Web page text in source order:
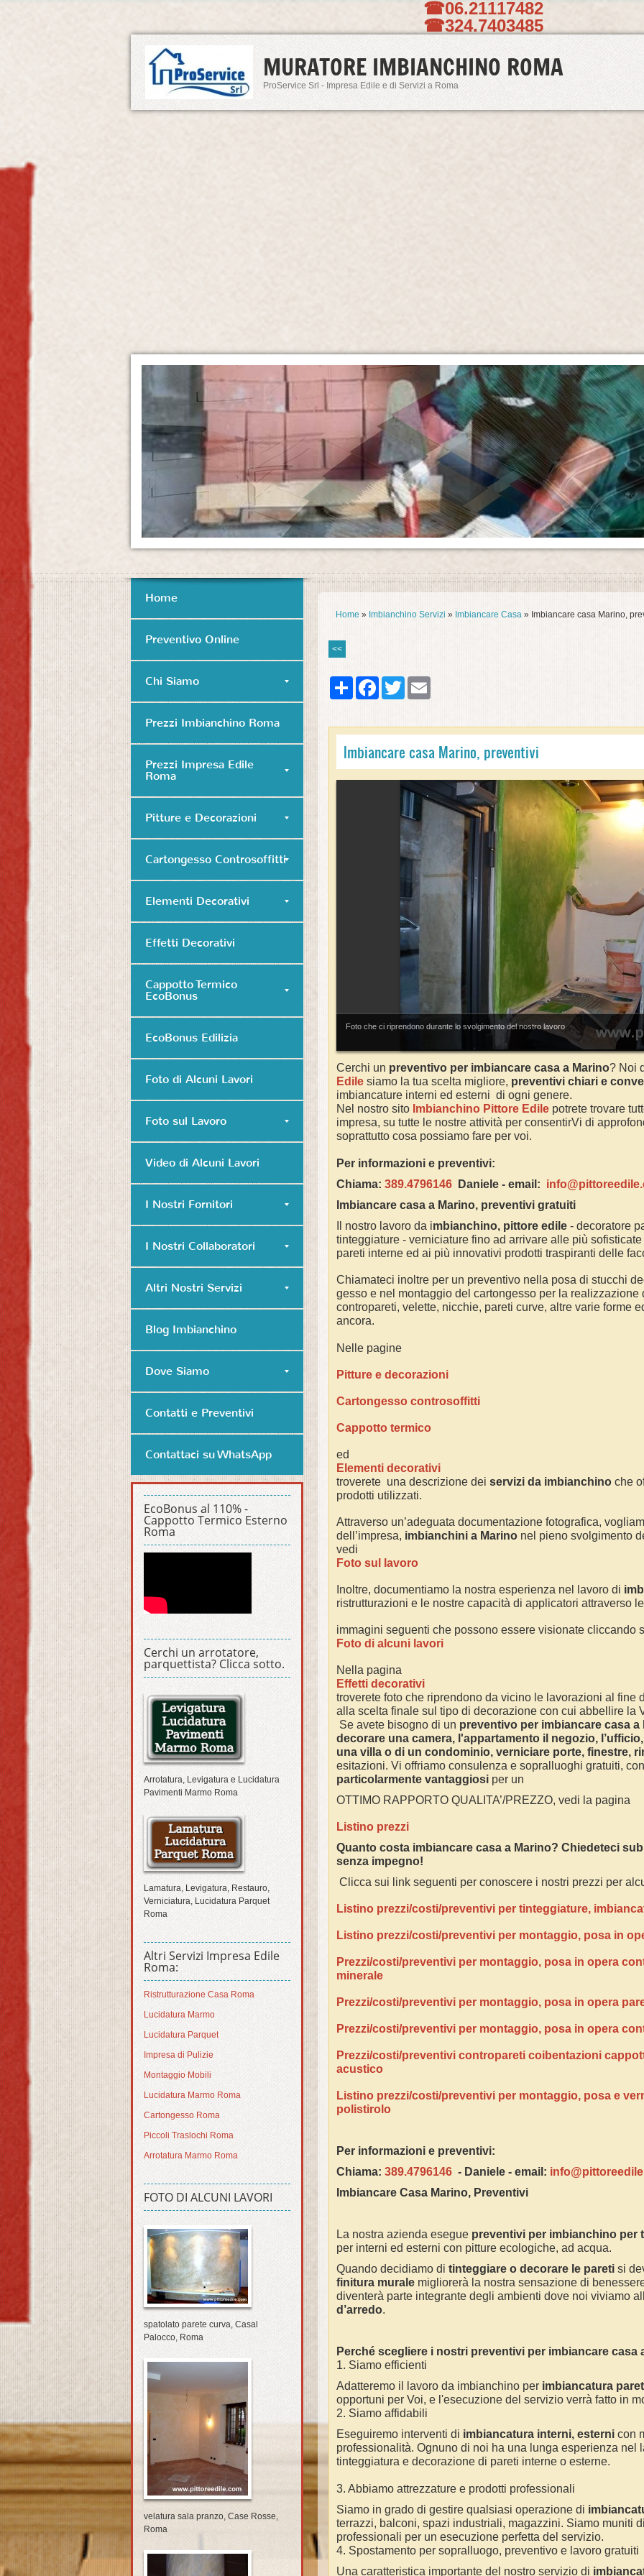
☎06.21117482
☎324.7403485
MURATORE IMBIANCHINO ROMA
ProService Srl - Impresa Edile e di Servizi a Roma
Home » Imbianchino Servizi » Imbiancare Casa » Imbiancare casa Marino,
<<
Share FacebookTwitter
Imbiancare casa Marino, preventivi
Foto che ci riprendono durante lo svolgimento del nostro lavoro
Cerchi un preventivo per imbiancare casa a Marino? Noi
Edile siamo la tua scelta migliore, preventivi chiari e
imbiancature interni ed esterni di ogni genere.
Nel nostro sito Imbianchino Pittore Edile potrete trovare
impresa, su tutte le nostre attività per consentirVi di
soprattutto cosa possiamo fare per voi.
Per informazioni e preventivi:
Chiama: 389.4796146 Daniele - email:
Imbiancare casa a Marino, preventivi gratuiti
Il nostro lavoro da imbianchino, pittore edile - decoratore
tinteggiature - verniciature fino ad arrivare alle più
pareti interne ed ai più innovativi prodotti traspiranti delle
Chiamateci inoltre per un preventivo nella posa di stucchi
gesso e nel montaggio del cartongesso per la realizzazione
contropareti, velette, nicchie, pareti curve, altre varie forme
ancora.
Nelle pagine
Pitture e decorazioni
Cartongesso controsoffitti
Cappotto termico
ed
Elementi decorativi
troverete una descrizione dei servizi da imbianchino che
prodotti utilizzati.
Attraverso un’adeguata documentazione fotografica,
dell’impresa, imbianchini a Marino nel pieno svolgimento
vedi
Foto sul lavoro
Inoltre, documentiamo la nostra esperienza nel lavoro di
ristrutturazioni e le nostre capacità di applicatori attraverso
immagini seguenti che possono essere visionate cliccando
Foto di alcuni lavori
Nella pagina
Effetti decorativi
troverete foto che riprendono da vicino le lavorazioni al fine
alla scelta finale sul tipo di decorazione con cui abbellire la
Se avete bisogno di un preventivo per imbiancare casa a
decorare una camera, l'appartamento il negozio,
una villa o di un condominio, verniciare porte, finestre,
esitazioni. Vi offriamo consulenza e sopralluoghi gratuiti,
particolarmente vantaggiosi per un
OTTIMO RAPPORTO QUALITA’/PREZZO, vedi la pagina
Listino prezzi
Quanto costa imbiancare casa a Marino? Chiedeteci
senza impegno!
Clicca sui link seguenti per conoscere i nostri prezzi per
Listino prezzi/costi/preventivi per tinteggiature,
Listino prezzi/costi/preventivi per montaggio, posa in
Prezzi/costi/preventivi per montaggio, posa in opera
minerale
Prezzi/costi/preventivi per montaggio, posa in opera
Prezzi/costi/preventivi per montaggio, posa in opera
Prezzi/costi/preventivi contropareti coibentazioni
acustico
Listino prezzi/costi/preventivi per montaggio, posa e
polistirolo
Per informazioni e preventivi:
Chiama: 389.4796146 - Daniele - email:
Imbiancare Casa Marino, Preventivi
La nostra azienda esegue preventivi per imbianchino per
per interni ed esterni con pitture ecologiche, ad acqua.
Quando decidiamo di tinteggiare o decorare le pareti si
finitura murale migliorerà la nostra sensazione di
diventerà parte integrante degli ambienti dove noi viviamo
d’arredo.
Perché scegliere i nostri preventivi per imbiancare casa
1. Siamo efficienti
Adatteremo il lavoro da imbianchino per imbiancatura
opportuni per Voi, e l'esecuzione del servizio verrà fatto in
2. Siamo affidabili
Eseguiremo interventi di imbiancatura interni, esterni con
professionalità. Ognuno di noi ha una lunga esperienza nel
tinteggiatura e decorazione di pareti interne o esterne.
3. Abbiamo attrezzature e prodotti professionali
Siamo in grado di gestire qualsiasi operazione di
terrazzi, balconi, spazi industriali, magazzini. Siamo muniti
professionali per un esecuzione perfetta del servizio.
4. Spostamento per sopralluogo, preventivo e lavoro gratuiti
Una caratteristica importante del nostro servizio di
Home
Preventivo Online
Chi Siamo
Prezzi Imbianchino Roma
Prezzi Impresa Edile
Roma
Pitture e Decorazioni
Cartongesso Controsoffitti
Elementi Decorativi
Effetti Decorativi
Cappotto Termico
EcoBonus
EcoBonus Edilizia
Foto di Alcuni Lavori
Foto sul Lavoro
Video di Alcuni Lavori
I Nostri Fornitori
I Nostri Collaboratori
Altri Nostri Servizi
Blog Imbianchino
Dove Siamo
Contatti e Preventivi
Contattaci su WhatsApp
EcoBonus al 110% -
Cappotto Termico Esterno
Roma
Cerchi un arrotatore,
parquettista? Clicca sotto.
Arrotatura, Levigatura e Lucidatura
Pavimenti Marmo Roma
Lamatura, Levigatura, Restauro,
Verniciatura, Lucidatura Parquet
Roma
Altri Servizi Impresa Edile
Roma:
Ristrutturazione Casa Roma
Lucidatura Marmo
Lucidatura Parquet
Impresa di Pulizie
Montaggio Mobili
Lucidatura Marmo Roma
Cartongesso Roma
Piccoli Traslochi Roma
Arrotatura Marmo Roma
FOTO DI ALCUNI LAVORI
spatolato parete curva, Casal
Palocco, Roma
velatura sala pranzo, Case Rosse,
Roma